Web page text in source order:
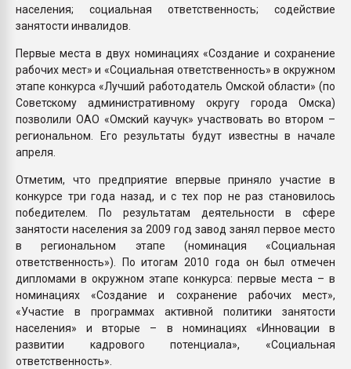
населения; социальная ответственность; содействие
занятости инвалидов.
Первые места в двух номинациях «Создание и сохранение
рабочих мест» и «Социальная ответственность» в окружном
этапе конкурса «Лучший работодатель Омской области» (по
Советскому административному округу города Омска)
позволили ОАО «Омский каучук» участвовать во втором –
региональном. Его результаты будут известны в начале
апреля.
Отметим, что предприятие впервые приняло участие в
конкурсе три года назад, и с тех пор не раз становилось
победителем. По результатам деятельности в сфере
занятости населения за 2009 год завод занял первое место
в региональном этапе (номинация «Социальная
ответственность»). По итогам 2010 года он был отмечен
дипломами в окружном этапе конкурса: первые места – в
номинациях «Создание и сохранение рабочих мест»,
«Участие в программах активной политики занятости
населения» и вторые – в номинациях «Инновации в
развитии кадрового потенциала», «Социальная
ответственность».